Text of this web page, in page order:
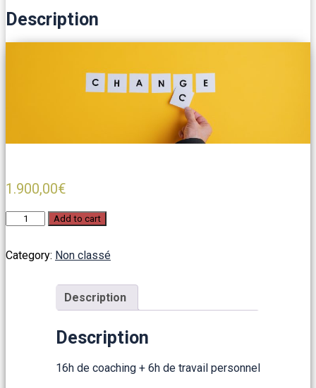
Description
1.900,00€
Bilan
22h
Add to cart
Category: Non classé
Description
Description
16h de coaching + 6h de travail personnel